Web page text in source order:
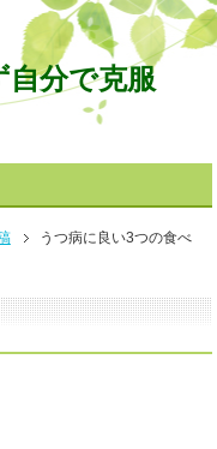
分で克服
うつ病に良い3つの食べ